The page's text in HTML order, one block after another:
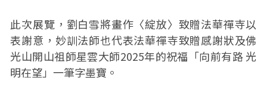
此次展覽，劉白雪將畫作〈綻放〉致贈法華禪寺以
表謝意，妙訓法師也代表法華禪寺致贈感謝狀及佛
光山開山祖師星雲大師2025年的祝福「向前有路 光
明在望」一筆字墨寶。